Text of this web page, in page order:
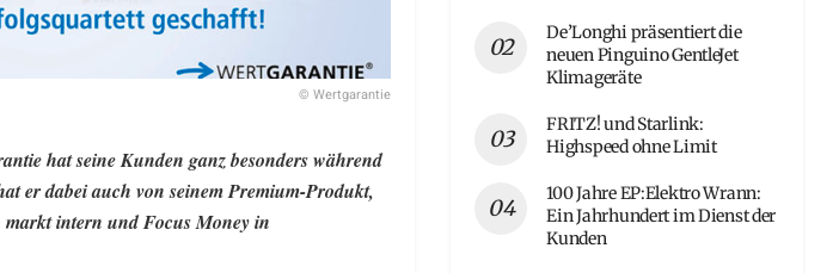
© Wertgarantie
hat seine Kunden ganz besonders während
er dabei auch von seinem Premium-Produkt,
markt intern und Focus Money in
De’Longhi präsentiert die
neuen Pinguino GentleJet
Klimageräte
FRITZ! und Starlink:
Highspeed ohne Limit
100 Jahre EP:Elektro Wrann:
Ein Jahrhundert im Dienst der
Kunden